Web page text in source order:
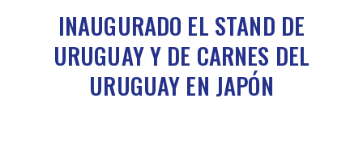
INAUGURADO EL STAND DE
URUGUAY Y DE CARNES DEL
URUGUAY EN JAPÓN